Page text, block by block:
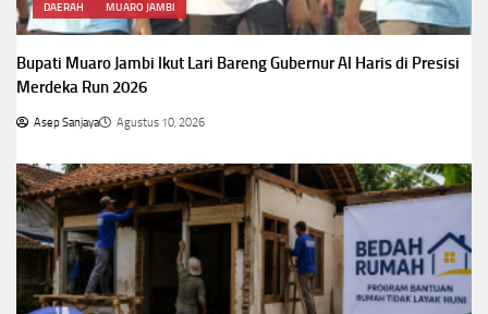
DAERAH MUARO JAMBI
Bupati Muaro Jambi Ikut Lari Bareng Gubernur Al Haris di Presisi
Merdeka Run 2026
Asep Sanjaya Agustus 10, 2026